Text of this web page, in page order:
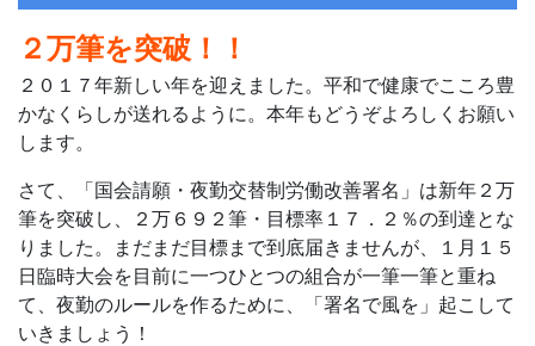
２万筆を突破！！
２０１７年新しい年を迎えました。平和で健康でこころ豊
かなくらしが送れるように。本年もどうぞよろしくお願い
します。
さて、「国会請願・夜勤交替制労働改善署名」は新年２万
筆を突破し、２万６９２筆・目標率１７．２％の到達とな
りました。
まだまだ目標まで到底届きませんが、１月１５
日臨時大会を目前に一つひとつの組合が一筆一筆と重ね
て、夜勤のルールを作るために、「署名で風を」起こして
いきましょう！